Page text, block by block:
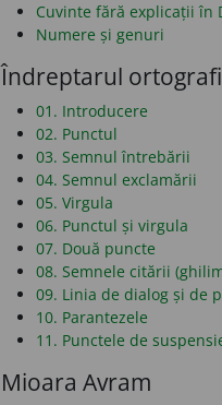
Cuvinte fără explicații în
Numere și genuri
Îndreptarul
01. Introducere
02. Punctul
03. Semnul întrebării
04. Semnul exclamării
05. Virgula
06. Punctul și virgula
07. Două puncte
08. Semnele citării
09. Linia de dialog și de
10. Parantezele
11. Punctele de
Mioara Avram